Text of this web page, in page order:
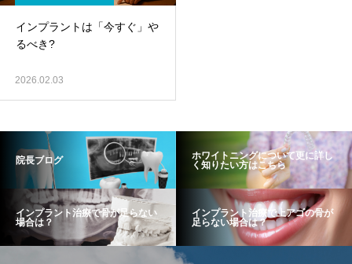
インプラントは「今すぐ」や
るべき?
2026.02.03
院長ブログ
ホワイトニングについて更に詳し
く知りたい方はこちら
インプラント治療で骨が足らない
場合は？
インプラント治療で上アゴの骨が
足らない場合は？